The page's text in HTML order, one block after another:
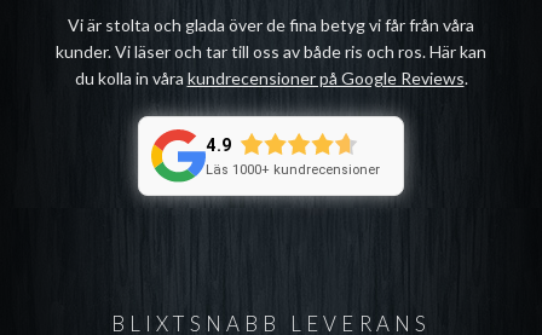
BLIXTSNABB LEVERANS
Vi är stolta och glada över de fina betyg vi får från våra
kunder. Vi läser och tar till oss av både ris och ros. Här kan
du kolla in våra kundrecensioner på Google Reviews.
4.9
Läs 1000+ kundrecensioner